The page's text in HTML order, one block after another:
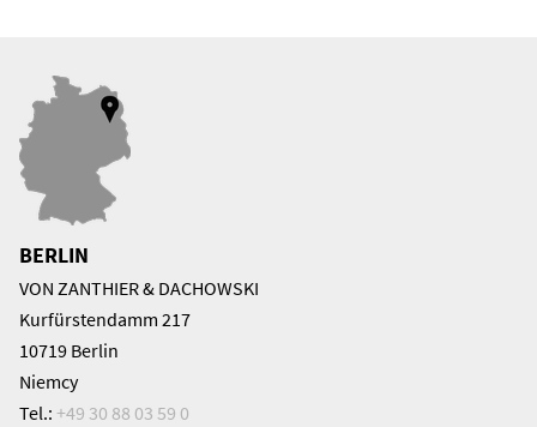
BERLIN
VON ZANTHIER & DACHOWSKI
Kurfürstendamm 217
10719 Berlin
Niemcy
Tel.: +49 30 88 03 59 0